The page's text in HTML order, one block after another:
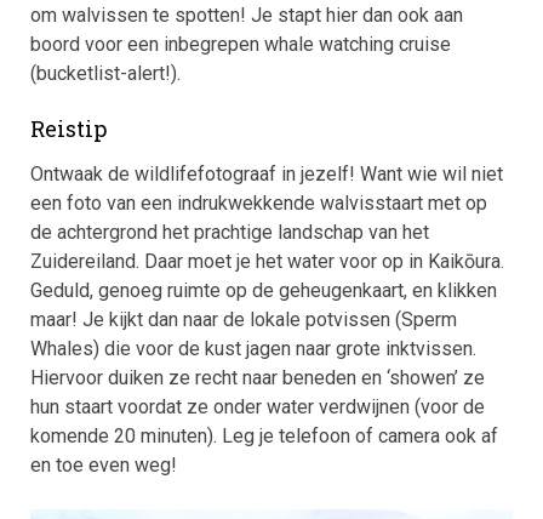
om walvissen te spotten! Je stapt hier dan ook aan
boord voor een inbegrepen whale watching cruise
(bucketlist-alert!).
Reistip
Ontwaak de wildlifefotograaf in jezelf! Want wie wil niet
een foto van een indrukwekkende walvisstaart met op
de achtergrond het prachtige landschap van het
Zuidereiland. Daar moet je het water voor op in Kaikōura.
Geduld, genoeg ruimte op de geheugenkaart, en klikken
maar! Je kijkt dan naar de lokale potvissen (Sperm
Whales) die voor de kust jagen naar grote inktvissen.
Hiervoor duiken ze recht naar beneden en ‘showen’ ze
hun staart voordat ze onder water verdwijnen (voor de
komende 20 minuten). Leg je telefoon of camera ook af
en toe even weg!